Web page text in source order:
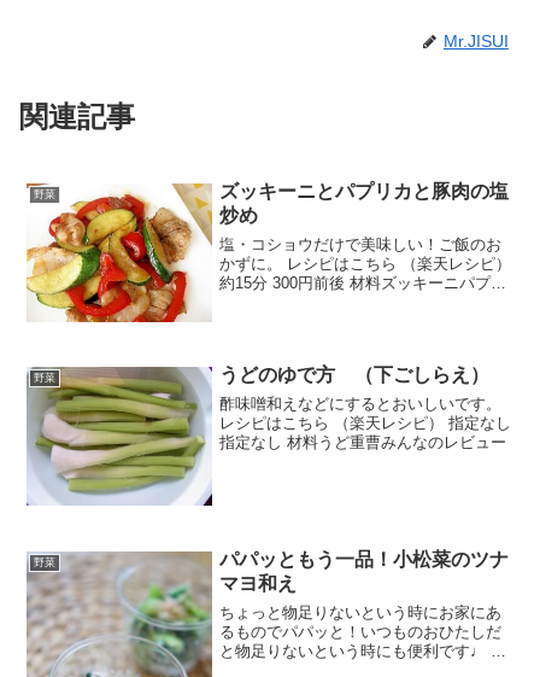
Mr.JISUI
関連記事
野菜
ズッキーニとパプリカと豚肉の塩
炒め
塩・コショウだけで美味しい！ご飯のお
かずに。 レシピはこちら （楽天レシピ）
約15分 300円前後 材料ズッキーニパプリ
野菜 うどのゆで方 （下ごしらえ）
酢味噌和えなどにするとおいしいです。
レシピはこちら （楽天レシピ） 指定なし
指定なし 材料うど重曹みんなのレビュー
野菜
パパッともう一品！小松菜のツナ
マヨ和え
ちょっと物足りないという時にお家にあ
るものでパパッと！いつものおひたしだ
と物足りないという時にも便利です♩ レ